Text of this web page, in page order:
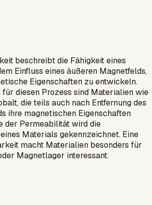
beschreibt die Fähigkeit eines
Einfluss eines äußeren Magnetfelds,
Eigenschaften zu entwickeln.
für diesen Prozess sind Materialien wie
die teils auch nach Entfernung des
ihre magnetischen Eigenschaften
der Permeabilität wird die
Materials gekennzeichnet. Eine
macht Materialien besonders für
Magnetlager interessant.